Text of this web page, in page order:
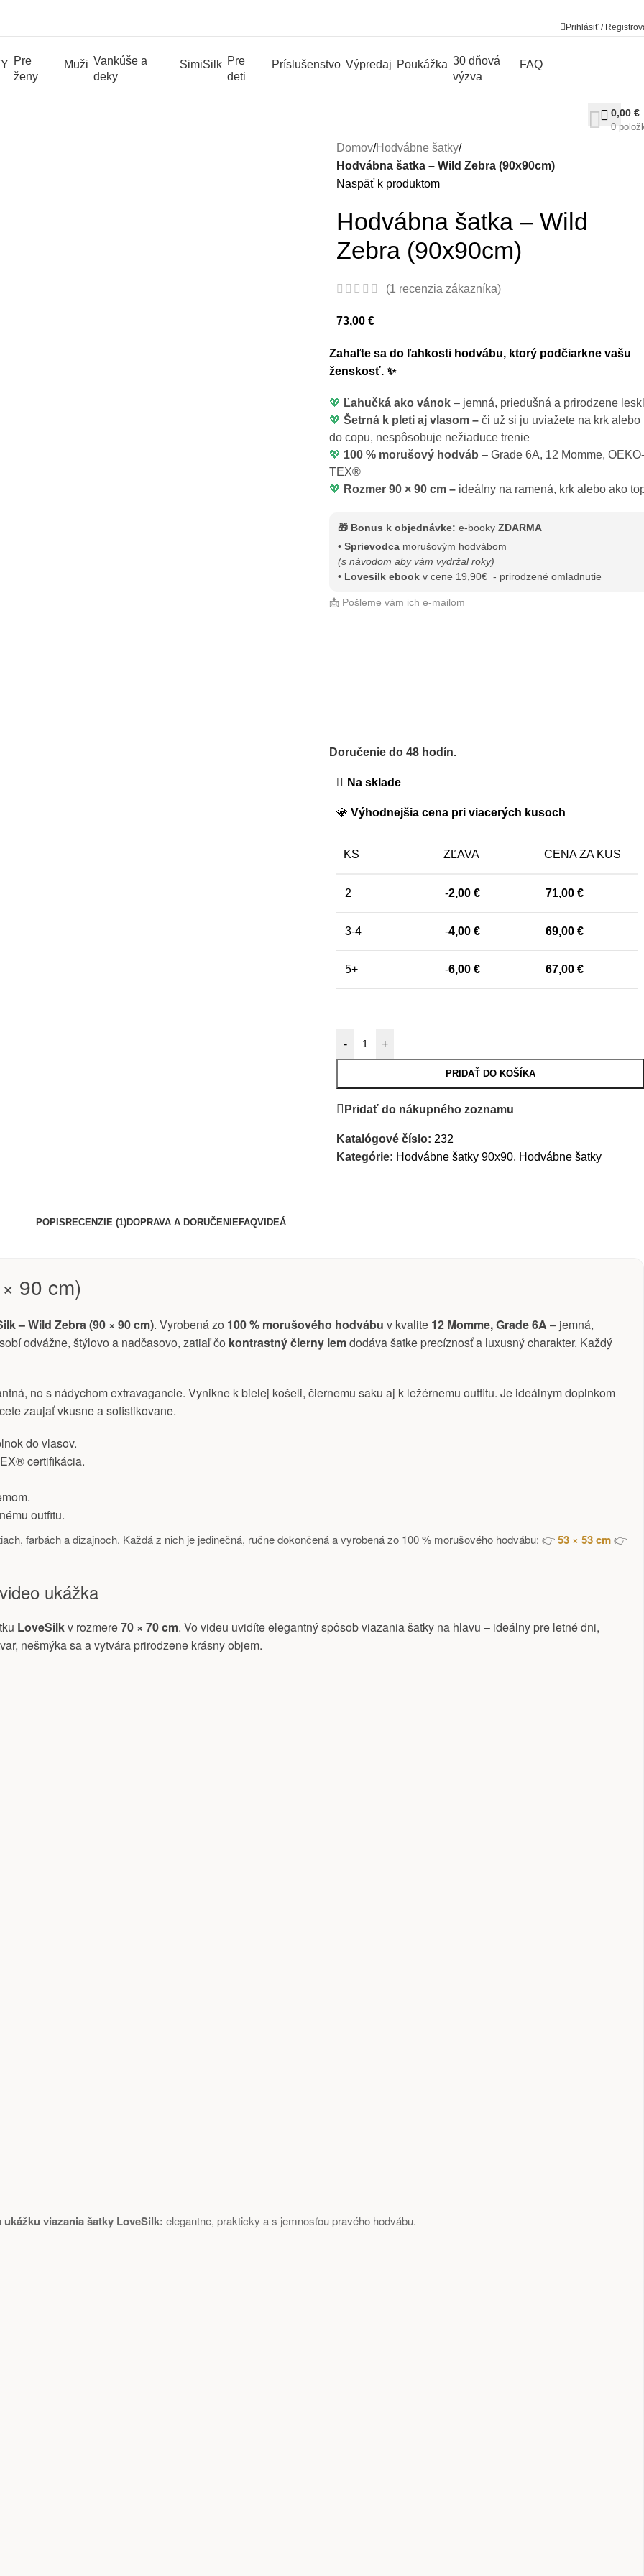
Prihlásiť /
Pre
ženy
Muži Vankúše a
deky
SimiSilk Pre
deti
Príslušenstvo Výpredaj Poukážka 30 dňová
výzva
FAQ
0
0,00 €
Domov/Hodvábne šatky/
Hodvábna šatka – Wild Zebra (90x90cm)
Naspäť k produktom
Hodvábna šatka – Wild
Zebra (90x90cm)
(1 recenzia zákazníka)
73,00 €
Zahaľte sa do ľahkosti hodvábu, ktorý podčiarkne vašu
ženskosť. ✨
💖 Ľahučká ako vánok – jemná, priedušná a prirodzene
💖 Šetrná k pleti aj vlasom – či už si ju uviažete na krk alebo
do copu, nespôsobuje nežiaduce trenie
💖 100 % morušový hodváb – Grade 6A, 12 Momme, OEKO-
TEX®
💖 Rozmer 90 × 90 cm – ideálny na ramená, krk alebo ako
🎁 Bonus k objednávke: e-booky ZDARMA
• Sprievodca morušovým hodvábom
(s návodom aby vám vydržal roky)
• Lovesilk ebook v cene 19,90€ - prirodzené omladnutie
📩 Pošleme vám ich e-mailom
Doručenie do 48 hodín.
Na sklade
💎 Výhodnejšia cena pri viacerých kusoch
KS ZĽAVA CENA ZA KUS
2 -2,00 € 71,00 €
3-4 -4,00 € 69,00 €
5+ -6,00 € 67,00 €
- +
PRIDAŤ DO KOŠÍKA
Pridať do nákupného zoznamu
Katalógové číslo: 232
Kategórie: Hodvábne šatky 90x90, Hodvábne šatky
POPIS RECENZIE (1)DOPRAVA A DORUČENIEFAQVIDEÁ
90 cm)
– Wild Zebra (90 × 90 cm). Vyrobená zo 100 % morušového hodvábu v kvalite 12 Momme, Grade 6A – jemná,
odvážne, štýlovo a nadčasovo, zatiaľ čo kontrastný čierny lemdodáva šatke precíznosť a luxusný charakter. Každý
no s nádychom extravagancie. Vynikne k bielej košeli, čiernemu saku aj k ležérnemu outfitu. Je ideálnym doplnkom
zaujať vkusne a sofistikovane.
do vlasov.
certifikácia.
outfitu.
farbách a dizajnoch. Každá z nich je jedinečná, ručne dokončená a vyrobená zo 100 % morušového hodvábu: 👉53 × 53 cm👉
ukážka
LoveSilkv rozmere70 × 70 cm. Vo videu uvidíte elegantný spôsob viazania šatky na hlavu – ideálny pre letné dni,
nešmýka sa a vytvára prirodzene krásny objem.
viazania šatky LoveSilk: elegantne, prakticky a s jemnosťou pravého hodvábu.